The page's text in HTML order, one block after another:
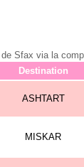
Sfax via la
Destination
ASHTART
MISKAR